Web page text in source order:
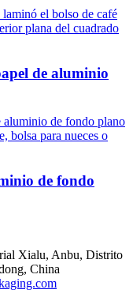
de aluminio
de fondo
Xialu, Anbu, Distrito
China